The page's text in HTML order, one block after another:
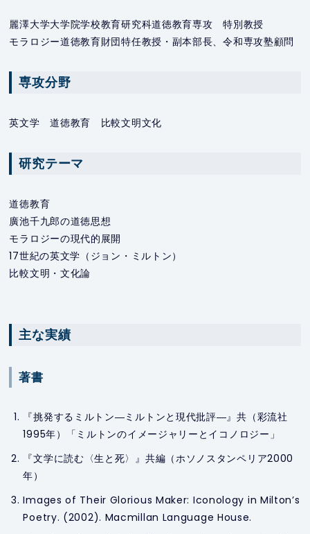
麗澤大学大学院学校教育研究科道徳教育専攻 特別教授
モラロジー道徳教育財団特任教授・副本部長、令和専攻塾顧問
専攻分野
英文学 道徳教育 比較文明文化
研究テーマ
道徳教育
廣池千九郎の道徳思想
モラロジーの現代的展開
17世紀の英文学（ジョン・ミルトン）
比較文明・文化論
主な実績
著書
『挑発するミルトン―ミルトンと現代批評―』共（彩流社
1995年）「ミルトンのイメージャリーとイコノロジー」
『文学に読む〈生と死〉』共編（ホソノスタンペリア2000
年）
Images of Their Glorious Maker: Iconology in Milton’s
Poetry. (2002). Macmillan Language House.